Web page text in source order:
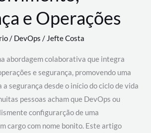
e Operações
/ DevOps /Jefte Costa
abordagem colaborativa que integra
e segurança, promovendo uma
segurança desde o início do ciclo de vida
pessoas acham que DevOps ou
configurarção de uma
cargo com nome bonito. Este artigo